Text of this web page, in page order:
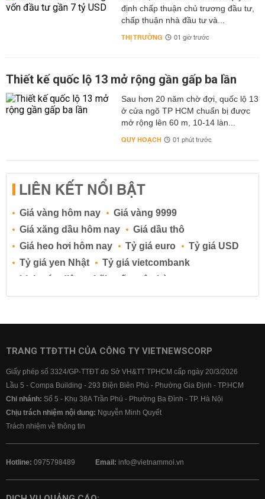
định chấp thuận chủ trương đầu tư,
chấp thuận nhà đầu tư và...
THỊ TRƯỜNG 01 giờ trước
Thiết kế quốc lộ 13 mở rộng gần gấp ba lần
Sau hơn 20 năm chờ đợi, quốc lộ 13
ở cửa ngõ TP HCM chuẩn bị được
mở rộng lên 60 m, 10-14 làn...
QUY HOẠCH 01 phút trước
LIÊN KẾT NỔI BẬT
Giá vàng hôm nay
Giá vàng 9999
Giá xăng dầu hôm nay
Giá dầu thô
Giá heo hơi hôm nay
Tỷ giá euro
Tỷ giá USD
Tỷ giá yen Nhật
Tỷ giá vietcombank
Lịch cúp điện
Lãi suất ngân hàng
Lãi suất tiết kiệm
Lãi suất tiền gửi
Lãi suất ngân hàng BIDV
Lãi suất ngân hàng Vietcombank
TRANG TTĐTTH CỦA CÔNG TY VIETNEWSCORP
Giấy phép số 3324/GP-TTĐT do Sở VH&TT TPHCM cấp ngày 20/3/2026
Lầu 5 - Compa Building - 293 Điện Biên Phủ - Phường Gia Định - TP.HCM
Chi nhánh: Số 5 - Khu 38A Trần Phú - Phường Ba Đình - TP. Hà Nội
Chịu trách nhiệm nội dung: Nguyễn Minh Quyết
Trách nhiệm về thông tin
Hotline: 0975798489 Email: info@vietnammoi.vn